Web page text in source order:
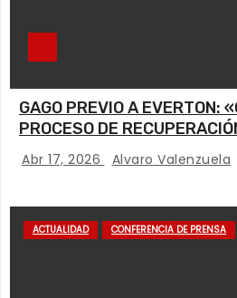
GAGO PREVIO A EVERTON:
PROCESO DE
Abr 17, 2026 Alvaro Valenzuela
ACTUALIDAD CONFERENCIA DE PRENSA